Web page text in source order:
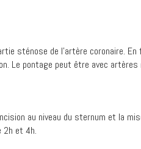
sténose de l’artère coronaire.
Le pontage peut être avec
au niveau du sternum et la
2h et 4h.